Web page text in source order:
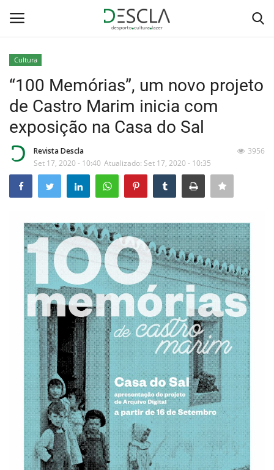
Home
...by Descla
Desporto
Sobre Nós
Educação
Estatuto Editorial
Saúde
Ficha técnica
Cultura
Lazer
Ambiente
Cultura
“100 Memórias”, um novo projeto
de Castro Marim inicia com
exposição na Casa do Sal
Revista Descla
Set 17, 2020 - 10:40 Atualizado: Set 17, 2020 - 10:35
3956